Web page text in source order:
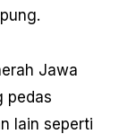
Jawa
pedas
lain seperti